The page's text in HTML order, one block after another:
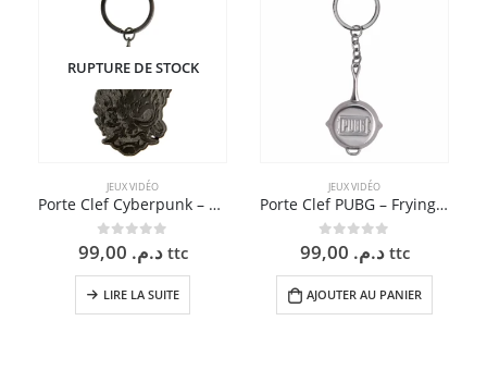
RUPTURE DE STOCK
JEUX VIDÉO
Porte Clef Cyberpunk – Demon Metal Keychain
0sur 5
د.م. ttc
LIRE LA SUITE
JEUX VIDÉO
Porte Clef PUBG – Frying Pan
0sur 5
د.م. ttc
AJOUTER AU PANIER